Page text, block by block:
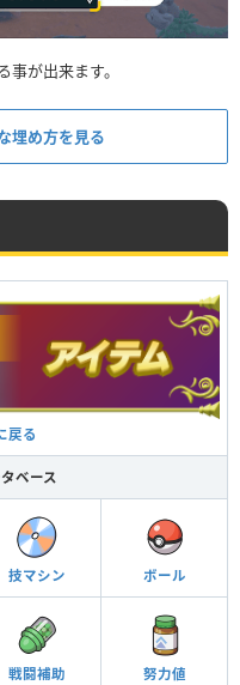
が出来ます。
埋め方を見る
戻る
ベース
技マシン ボール
戦闘補助 努力値